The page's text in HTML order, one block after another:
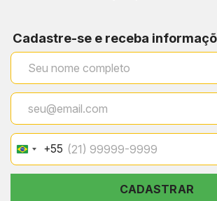
Característica
Endereço
Zona Sul
1 quarto
quartos
Cadastre-se e receba
Brazil
+55
+55
CADASTRAR